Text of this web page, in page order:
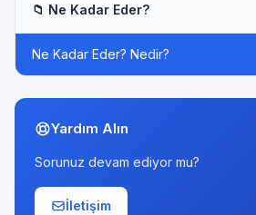
📁 Ne Kadar Eder?
Ne Kadar Eder? Nedir?
Yardım Alın
Sorunuz devam ediyor mu?
İletişim